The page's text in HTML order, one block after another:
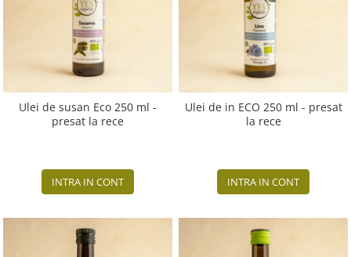
Ulei de susan Eco 250 ml -
presat la rece
INTRA IN CONT
Ulei de in ECO 250 ml - presat
la rece
INTRA IN CONT